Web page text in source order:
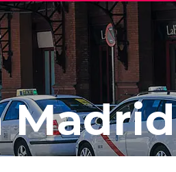
Madrid